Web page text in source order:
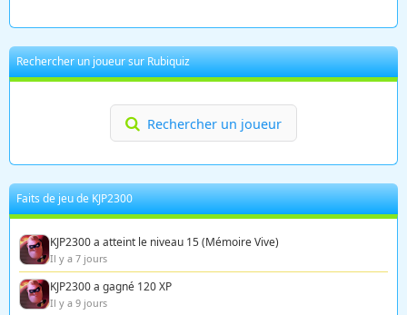
Rechercher un joueur sur Rubiquiz
Rechercher un joueur
Faits de jeu de KJP2300
KJP2300 a atteint le niveau 15 (Mémoire Vive)
Il y a 7 jours
KJP2300 a gagné 120 XP
Il y a 9 jours